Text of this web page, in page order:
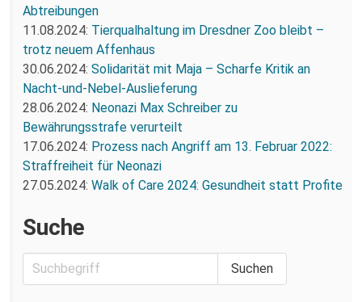
Abtreibungen
11.08.2024: Tierqualhaltung im Dresdner Zoo bleibt –
trotz neuem Affenhaus
30.06.2024: Solidarität mit Maja – Scharfe Kritik an
Nacht-und-Nebel-Auslieferung
28.06.2024: Neonazi Max Schreiber zu
Bewährungsstrafe verurteilt
17.06.2024: Prozess nach Angriff am 13. Februar 2022:
Straffreiheit für Neonazi
27.05.2024: Walk of Care 2024: Gesundheit statt Profite
Suche